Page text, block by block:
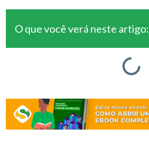
O que você verá neste artigo: